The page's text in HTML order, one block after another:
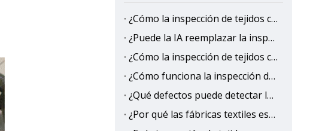
¿Cómo la inspección de tejidos con IA mejora la eficiencia de la producción en las fábricas textiles?
¿Puede la IA reemplazar la inspección manual de telas?
¿Cómo la inspección de tejidos con IA reduce los costos de control de calidad?
¿Cómo funciona la inspección de tejidos con IA?
¿Qué defectos puede detectar la inspección de tejidos con IA?
¿Por qué las fábricas textiles están cambiando a la inspección de tejidos con IA?